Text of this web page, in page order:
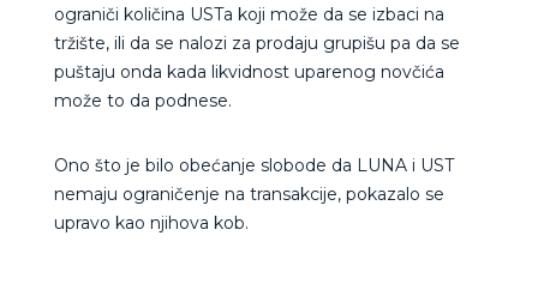
ograniči količina USTa koji može da se izbaci na
tržište, ili da se nalozi za prodaju grupišu pa da se
puštaju onda kada likvidnost uparenog novčića
može to da podnese.
Ono što je bilo obećanje slobode da LUNA i UST
nemaju ograničenje na transakcije, pokazalo se
upravo kao njihova kob.